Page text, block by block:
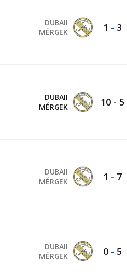
DUBAII
MÉRGEK
1 - 3
DUBAII
MÉRGEK
10- 5
DUBAII
MÉRGEK
1 - 7
DUBAII
MÉRGEK
0- 5